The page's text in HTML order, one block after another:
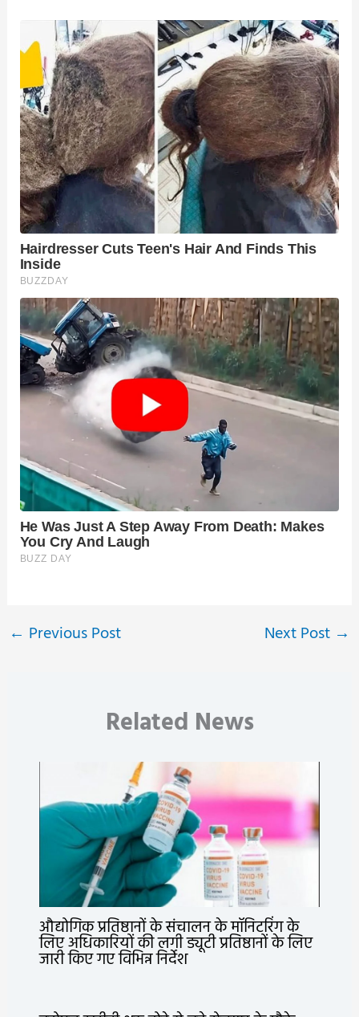
← Previous Post Next Post →
Related News
औद्योगिक प्रतिष्ठानों के संचालन के मॉनिटरिंग के
लिए अधिकारियों की लगी ड्यूटी प्रतिष्ठानों के लिए
जारी किए गए विभिन्न निर्देश